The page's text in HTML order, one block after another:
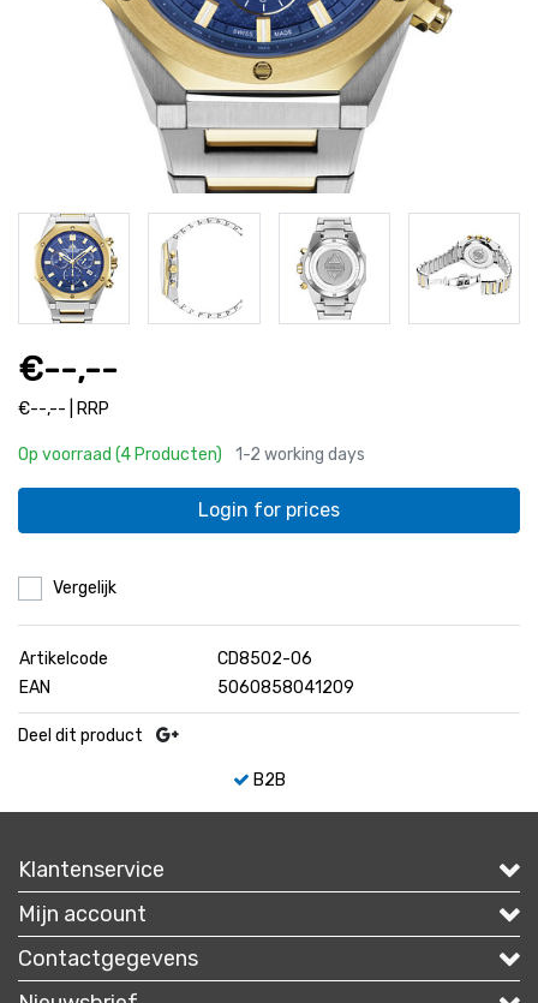
€--,--
€--,-- | RRP
Op voorraad (4 Producten) 1-2 working days
Login for prices
Vergelijk
Artikelcode
CD8502-06
EAN
5060858041209
Deel dit product
B2B
Klantenservice
Mijn account
Contactgegevens